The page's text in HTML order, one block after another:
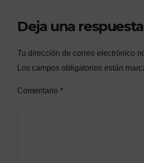
Deja una respuesta
Tu dirección de correo electrónico
Los campos obligatorios están
Comentario *